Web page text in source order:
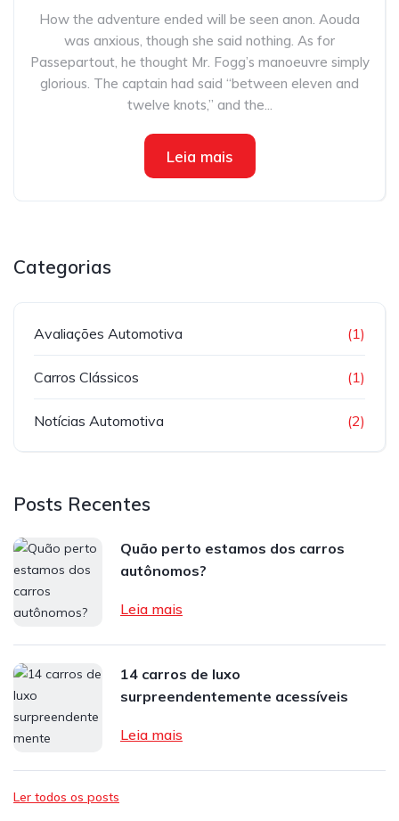
How the adventure ended will be seen anon. Aouda
was anxious, though she said nothing. As for
Passepartout, he thought Mr. Fogg’s manoeuvre simply
glorious. The captain had said “between eleven and
twelve knots,” and the...
Leia mais
Categorias
Avaliações Automotiva (1)
Carros Clássicos (1)
Notícias Automotiva (2)
Posts Recentes
Quão perto estamos dos carros
autônomos?
Leia mais
14 carros de luxo
surpreendentemente acessíveis
Leia mais
Ler todos os posts